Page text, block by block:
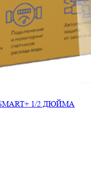
SMART+ 1/2 ДЮЙМА